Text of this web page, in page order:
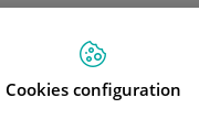
de
Cookies configuration